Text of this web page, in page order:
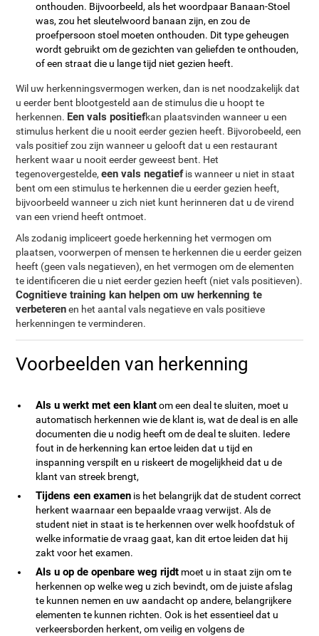
onthouden. Bijvoorbeeld, als het woordpaar Banaan-Stoel
was, zou het sleutelwoord banaan zijn, en zou de
proefpersoon stoel moeten onthouden. Dit type geheugen
wordt gebruikt om de gezichten van geliefden te onthouden,
of een straat die u lange tijd niet gezien heeft.
Wil uw herkenningsvermogen werken, dan is net noodzakelijk dat
u eerder bent blootgesteld aan de stimulus die u hoopt te
herkennen. Een vals positiefkan plaatsvinden wanneer u een
stimulus herkent die u nooit eerder gezien heeft. Bijvorobeeld, een
vals positief zou zijn wanneer u gelooft dat u een restaurant
herkent waar u nooit eerder geweest bent. Het
tegenovergestelde,een vals negatiefis wanneer u niet in staat
bent om een stimulus te herkennen die u eerder gezien heeft,
bijvoorbeeld wanneer u zich niet kunt herinneren dat u de virend
van een vriend heeft ontmoet.
Als zodanig impliceert goede herkenning het vermogen om
plaatsen, voorwerpen of mensen te herkennen die u eerder geizen
heeft (geen vals negatieven), en het vermogen om de elementen
te identificeren die u niet eerder gezien heeft (niet vals positieven).
Cognitieve training kan helpen om uw herkenning te
verbeterenen het aantal vals negatieve en vals positieve
herkenningen te verminderen.
Voorbeelden van herkenning
Als u werkt met een klantom een deal te sluiten, moet u
automatisch herkennen wie de klant is, wat de deal is en alle
documenten die u nodig heeft om de deal te sluiten. Iedere
fout in de herkenning kan ertoe leiden dat u tijd en
inspanning verspilt en u riskeert de mogelijkheid dat u de
klant van streek brengt,
Tijdens een examen is het belangrijk dat de student correct
herkent waarnaar een bepaalde vraag verwijst. Als de
student niet in staat is te herkennen over welk hoofdstuk of
welke informatie de vraag gaat, kan dit ertoe leiden dat hij
zakt voor het examen.
Als u op de openbare weg rijdt moet u in staat zijn om te
herkennen op welke weg u zich bevindt, om de juiste afslag
te kunnen nemen en uw aandacht op andere, belangrijkere
elementen te kunnen richten. Ook is het essentieel dat u
verkeersborden herkent, om veilig en volgens de